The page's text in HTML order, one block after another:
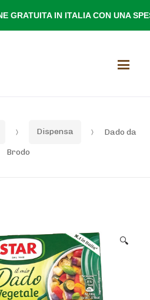
Dispensa Dado da
Brodo
🔍
IN ITALIA CON UNA